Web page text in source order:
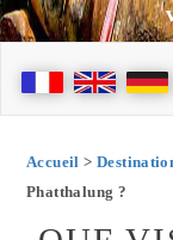
Accueil >
Phatthalung ?